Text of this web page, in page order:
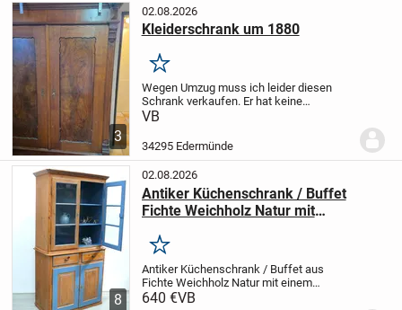
3
02.08.2026
Kleiderschrank um 1880
Merken
Wegen Umzug muss ich leider diesen
Schrank verkaufen. Er hat keine
Beschädigungen.
gebaut und sehr stabil
VB
34295 Edermünde
8
02.08.2026
Antiker Küchenschrank / Buffet
Fichte Weichholz Natur mit
Landhausstil
Merken
Antiker Küchenschrank / Buffetaus
Fichte Weichholz Natur mit einem
Hortensien-Blau innen, außen
640 €VB